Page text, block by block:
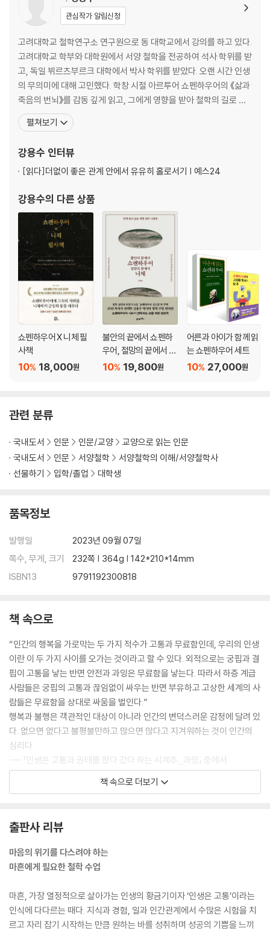
04 의도적인 배척도 필요하다 |결핍|
-변화하는 조건에 의존하는 행복은 오래가지 않는다
-긍정적인 호기심과 부정적인 호기심을 구분하라
05 욕망은 필연이다 |충족|
-두려움과 희망의 근원은 같다
-욕망이라는 갈증을 해소하는 방법
06 행복하게 산다는 것은 고통을 견딘다는 것이다 |행복|
-행복에 가까워지는 확실한 방법
07 행복과 불행에 대한 관점을 바꿔라 |성격|
-기질 속에 나의 길이 있다
-고쳐 쓰지 못하면 바꿔 쓸 수 있다
08 하고 싶은 것과 할 수 있는 것을 분별하라 |능력|
-행복을 위한 가장 중요한 출발점
-행복은 지극히 주관적인 선택이다
-기억과 예견은 착각이다
-돌아보지 말고 내다보지 마라
-죽음은 고통을 해결하는 수단이 아니다
11 모든 인생사는 수난의 역사다 |삶에의 의지|
-삶의 긍정이라는 삶의 부정
-존재하지 않고 행복할 수 없다
-건강한 정신력을 위해 그에 맞는 노력을 하라
-명랑해야 잘 살 수 있다
-나를 불안하게 하는 것들과 작별하라
14 예술 감각을 갖춰라 |관조|
-자연 앞에 인간의 고통은 아무것도 아니다
-음악은 의지를 울린다
15 인생의 무게 중심을 밖에서 안으로 옮겨라 |향유|
-인생의 질을 결정짓는 한 가지
-타인에게 방해받지 마라
16 인생은 짧고 시간과 힘은 한정돼 있다 |독서|
-양서를 읽기 위한 세 가지 조건
-군주처럼 사유하라
17 문체는 정신의 관상이다 |글쓰기|
-글에 필요한 두 가지, 단호함과 확고함
-그럴듯하게 보여 주지 말고 자기 자신을 위해 써라
18 영원을 위해 사랑한다 |본능|
-사랑은 영원히 살아 있음을 상징한다
관심작가 알림신청
고려대학교 철학연구소 연구원으로 동 대학교에서 강의를 하고 있다.
고려대학교 학부와 대학원에서 서양 철학을 전공하여 석사 학위를 받
고, 독일 뷔르츠부르크 대학에서 박사 학위를 받았다. 오랜 시간 인생
의 무의미에 대해 고민했다. 학창 시절 아르투어 쇼펜하우어의 《삶과
죽음의 번뇌》를 감동 깊게 읽고, 그에게 영향을 받아 철학의 길로 들
어선 니체처럼 인생의 허무주의를 넘어서는 방법을 계속 공부하기로
결심했다. 이후 연구와 강의에서 쇼펜하우어와 니체 철학을 바탕으로
etzsches Kulturphilosop
펼쳐보기
강용수 인터뷰
[읽다]더없이 좋은 관계 안에서 유유히 홀로서기 | 예스24
강용수의 다른 상품
쇼펜하우어 X 니체 필
사책
18,000원
10%
불안의 끝에서 쇼펜하
우어, 절망의 끝에서 니
체
19,800원
10%
어른과 아이가 함께 읽
는 쇼펜하우어 세트
27,000원
10%
관련 분류
국내도서 인문 인문/교양
교양으로 읽는 인문
국내도서
인문 서양철학
서양철학의 이해/서양철학사
선물하기
입학/졸업 대학생
품목정보
발행일
2023년 09월 07일
쪽수, 무게, 크기
232쪽 | 364g | 142*210*14mm
ISBN13
9791192300818
책 속으로
“인간의 행복을 가로막는 두 가지 적수가 고통과 무료함인데, 우리의 인생
이란 이 두 가지 사이를 오가는 것이라고 할 수 있다. 외적으로는 궁핍과 결
핍이 고통을 낳는 반면 안전과 과잉은 무료함을 낳는다. 따라서 하층 계급
사람들은 궁핍의 고통과 끊임없이 싸우는 반면 부유하고 고상한 세계의 사
람들은 무료함을 상대로 싸움을 벌인다.”
행복과 불행은 객관적인 대상이 아니라 인간의 변덕스러운 감정에 달려 있
다. 없으면 없다고 불평불만하고 많으면 많다고 지겨워하는 것이 인간의
심리다.
--- 「인생은 고통과 권태를 왔다 갔다 하는 시계추_과잉」 중에서
가지면 더 갖고 싶은 것이 인간의 마음이다. 하지만 죽을 때까지 다 쓰지 못
면 욕망의 크기를 줄일 필요가 있다.
--- 「욕망은 필연이다_충족」 중에서
야 한다. 자신이 하고자 하는 것(욕망)과 자신이 할 수 있는 것(능력)을 분
별하는 자기 인식이 행복의 전제 조건이다.
--- 「하고 싶은 것과 할 수 있는 것을 분별하라_능력」 중에서
책 속으로 더보기
출판사 리뷰
마음의 위기를 다스려야 하는
마흔에게 필요한 철학 수업
마흔, 가장 열정적으로 살아가는 인생의 황금기이자 ‘인생은 고통’이라는
인식에 다다르는 때다. 지식과 경험, 일과 인간관계에서 수많은 시험을 치
르고 자리 잡기 시작하는 만큼 원하는 바를 성취하며 성공의 기쁨을 느끼